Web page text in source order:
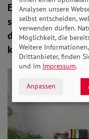
Es dauert drei
sein Krankengeld.
der 59-Jährige“,
kommen die
Analysen unsere
selbst entscheiden,
verwenden dürfen.
Möglichkeit, die
Weitere
Drittanbieter, finden
und im Impressum.
Anpassen